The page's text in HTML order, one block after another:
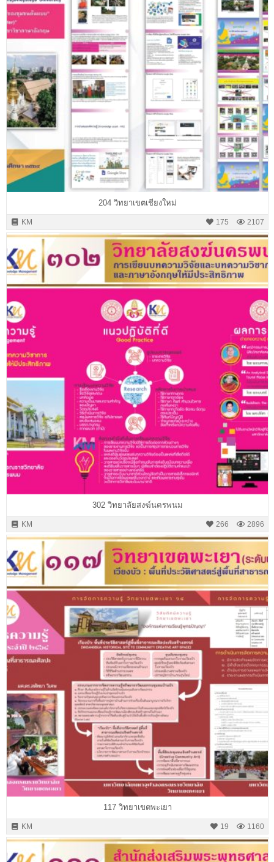
204 วิทยาเขตเชียงใหม่
KM 2107
175
302 วิทยาลัยสงฆ์นครพนม
KM 2896
266
117 วิทยาเขตพะเยา
KM 1160
19